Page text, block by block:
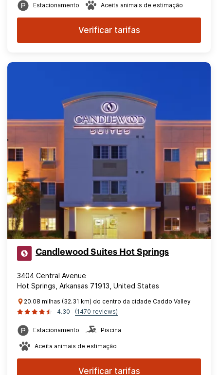
Estacionamento Aceita animais de estimação
Verificar tarifas
Candlewood Suites Hot Springs
3404 Central Avenue
Hot Springs, Arkansas 71913, United States
20.08 milhas (32.31 km) do centro da cidade Caddo Valley
4.30
(1470 reviews)
Estacionamento Piscina
Aceita animais de estimação
Verificar tarifas